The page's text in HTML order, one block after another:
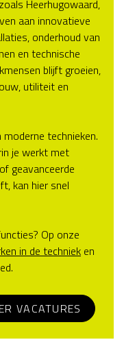
Heerhugowaard,
aan innovatieve
onderhoud van
en technische
blijft groeien,
utiliteit en
technieken.
je werkt met
geavanceerde
kan hier snel
Op onze
in de techniek en
VACATURES